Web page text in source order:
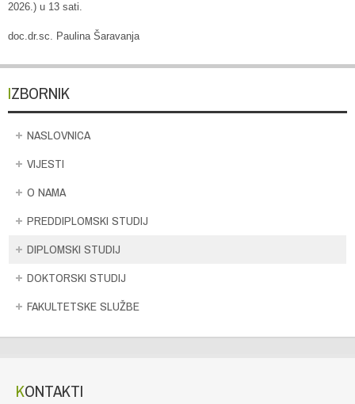
2026.) u 13 sati.
doc.dr.sc. Paulina Šaravanja
IZBORNIK
NASLOVNICA
VIJESTI
O NAMA
PREDDIPLOMSKI STUDIJ
DIPLOMSKI STUDIJ
DOKTORSKI STUDIJ
FAKULTETSKE SLUŽBE
KONTAKTI